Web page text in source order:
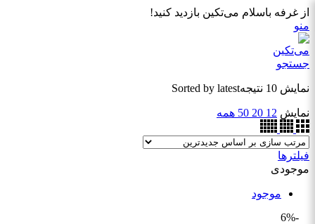
از غرفه باسلام می‌تکین بازدید کنید!
منو
جستجو
نمایش 10 نتیجه Sorted by latest
نمایش 12
20
50 همه
فیلترها
موجودی
موجود
-6%